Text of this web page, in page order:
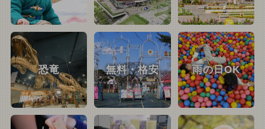
恐竜 無料・格安 雨の日OK